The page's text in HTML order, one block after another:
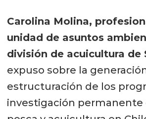
Carolina Molina,
unidad de asuntos
división de acuicultura de
expuso sobre la
estructuración de los
investigación permanente